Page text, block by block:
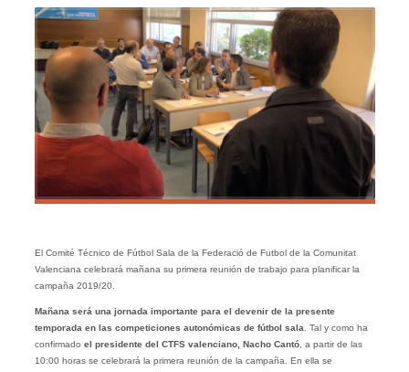
El Comité Técnico de Fútbol Sala de la Federació de Futbol de la Comunitat
Valenciana celebrará mañana su primera reunión de trabajo para planificar la
campaña 2019/20.
Mañana será una jornada importante para el devenir de la presente
temporada en las competiciones autonómicas de fútbol sala . Tal y como ha
confirmado el presidente del CTFS valenciano, Nacho Cantó, a partir de las
10:00 horas se celebrará la primera reunión de la campaña. En ella se